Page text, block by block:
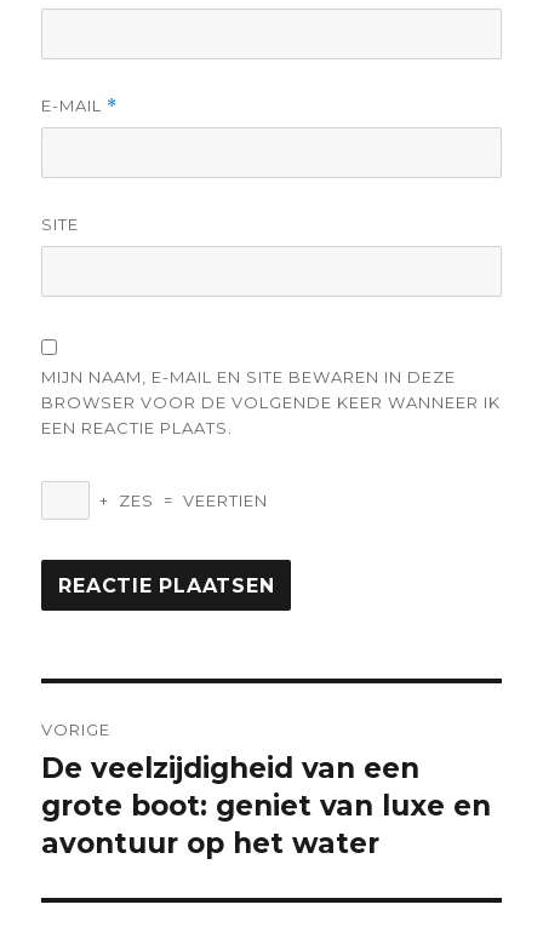
E-MAIL *
SITE
MIJN NAAM, E-MAIL EN SITE BEWAREN IN DEZE
BROWSER VOOR DE VOLGENDE KEER WANNEER IK
EEN REACTIE PLAATS.
+ ZES = VEERTIEN
VORIGE
Vorige
bericht:
De veelzijdigheid van een
grote boot: geniet van luxe en
avontuur op het water